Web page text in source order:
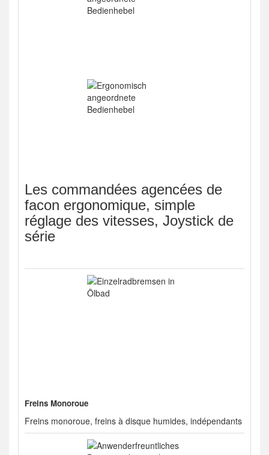
Les commandées agencées de
facon ergonomique, simple
réglage des vitesses, Joystick de
série
Freins Monoroue
Freins monoroue, freins à disque humides, indépendants